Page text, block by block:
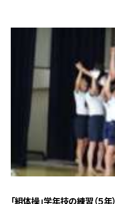
「組体操」学年技の練習（５年）